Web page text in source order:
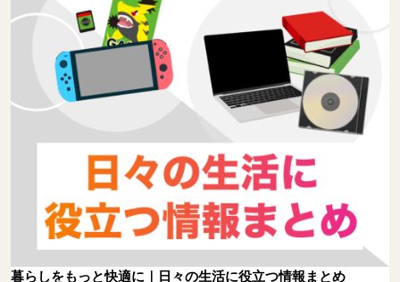
暮らしをもっと快適に｜日々の生活に役立つ情報まとめ